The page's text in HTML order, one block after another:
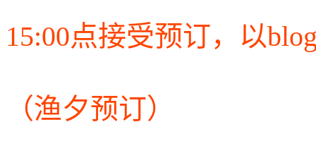
15:00点接受预订，以
（渔夕预订）